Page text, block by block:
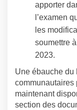
apporter
l’examen
les
soumettre
2023.
Une ébauche du
communautaires
maintenant
section des